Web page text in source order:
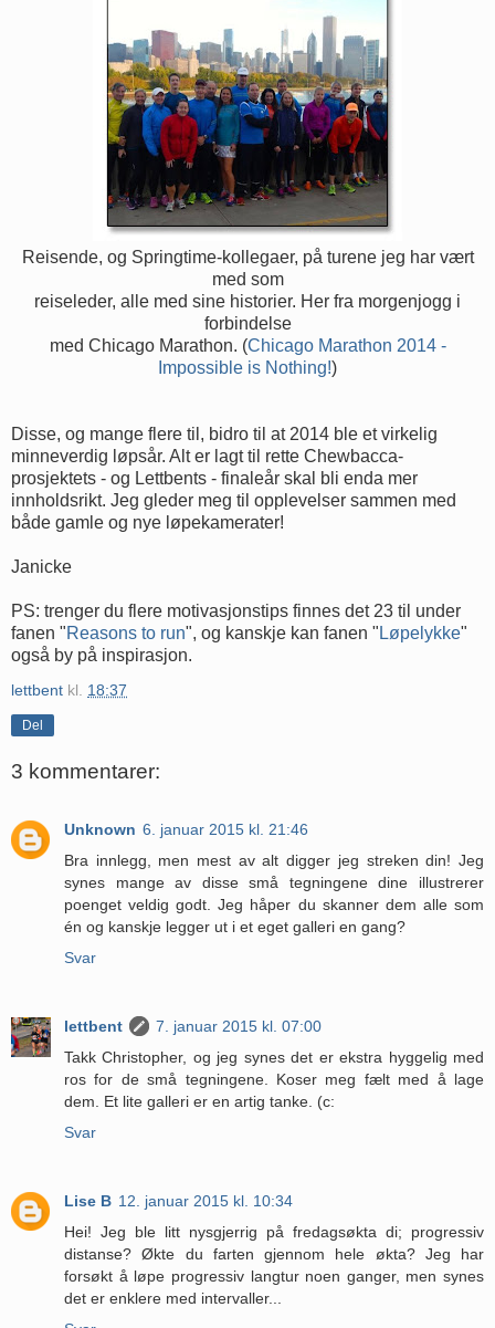
Reisende, og Springtime-kollegaer, på turene jeg har vært
med som
reiseleder, alle med sine historier. Her fra morgenjogg i
forbindelse
med Chicago Marathon. (Chicago Marathon 2014 -
Impossible is Nothing!)
Disse, og mange flere til, bidro til at 2014 ble et virkelig
minneverdig løpsår. Alt er lagt til rette Chewbacca-
prosjektets - og Lettbents - finaleår skal bli enda mer
innholdsrikt. Jeg gleder meg til opplevelser sammen med
både gamle og nye løpekamerater!
Janicke
PS: trenger du flere motivasjonstips finnes det 23 til under
fanen "Reasons to run", og kanskje kan fanen " Løpelykke"
også by på inspirasjon.
lettbent kl. 18:37
Del
3 kommentarer:
Unknown 6. januar 2015 kl. 21:46
Bra innlegg, men mest av alt digger jeg streken din! Jeg
synes mange av disse små tegningene dine illustrerer
poenget veldig godt. Jeg håper du skanner dem alle som
én og kanskje legger ut i et eget galleri en gang?
Svar
lettbent
7. januar 2015 kl. 07:00
Takk Christopher, og jeg synes det er ekstra hyggelig med
ros for de små tegningene. Koser meg fælt med å lage
dem. Et lite galleri er en artig tanke. (c:
Svar
Lise B 12. januar 2015 kl. 10:34
Hei! Jeg ble litt nysgjerrig på fredagsøkta di; progressiv
distanse? Økte du farten gjennom hele økta? Jeg har
forsøkt å løpe progressiv langtur noen ganger, men synes
det er enklere med intervaller...